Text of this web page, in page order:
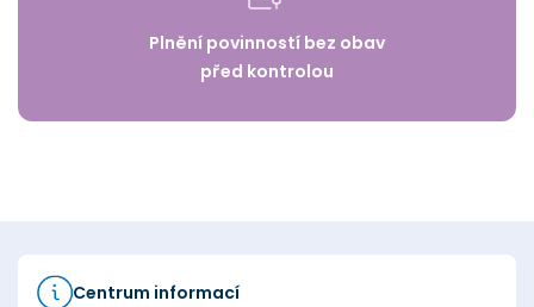
Plnění povinností bez obav
před kontrolou
Centrum informací